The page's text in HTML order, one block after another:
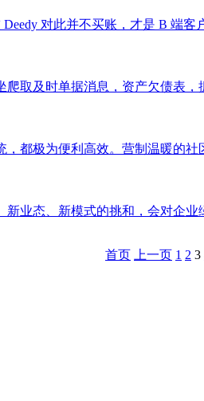
对此并不买账，才是 B 端
取及时单据消息，资产欠债表
都极为便利高效。营制温暖的
业态、新模式的挑和，会对企
首页 上一页 1 2 3